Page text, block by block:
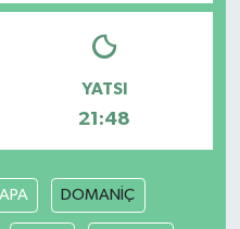
YATSI
21:48
DOMANİÇ